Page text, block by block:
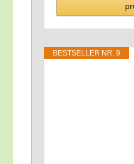
BEST­SEL­LER NR. 9